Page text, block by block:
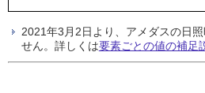
2021年3月2日より、アメダスの日
せん。詳しくは要素ごとの値の補足